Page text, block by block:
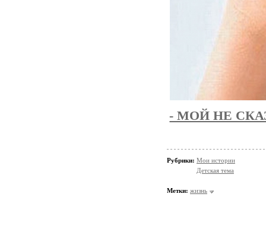
- МОЙ НЕ
Рубрики: Мои истории
Детская тема
Метки: жизнь